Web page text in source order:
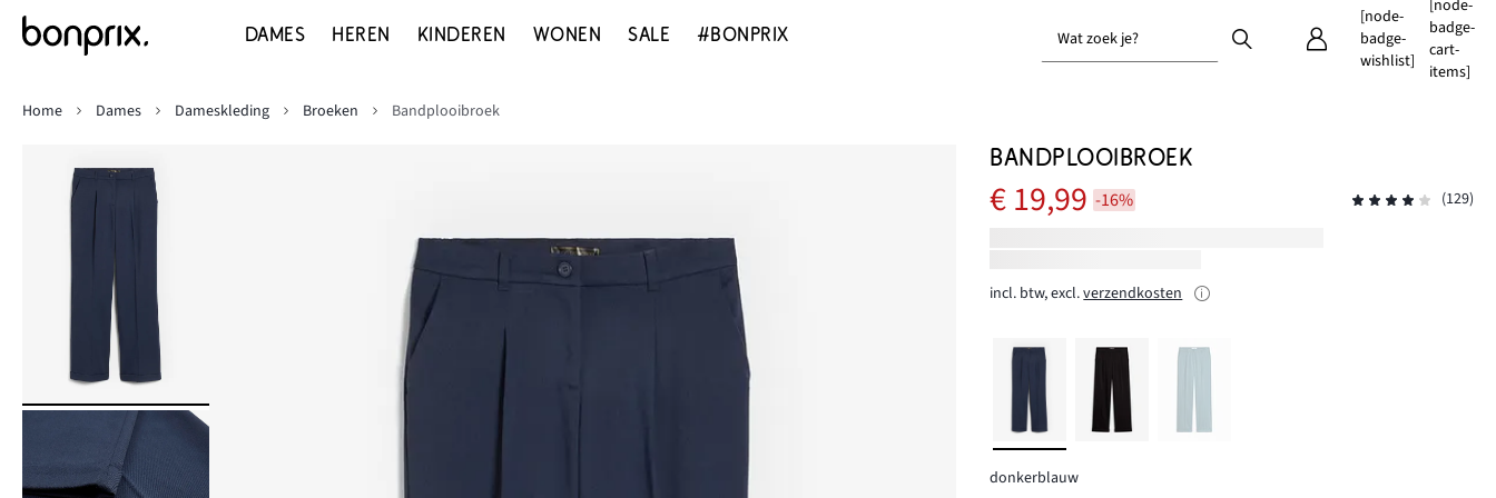
DAMES HEREN KINDEREN WONEN SALE #BONPRIX Wat zoek je?
[node-
badge-
wishlist]
[node-
badge-
cart-
items]
Home
Dames Dameskleding Broeken Bandplooibroek
BANDPLOOIBROEK
€ 19,99 -16% (129)
incl. btw, excl.verzendkosten
donkerblauw